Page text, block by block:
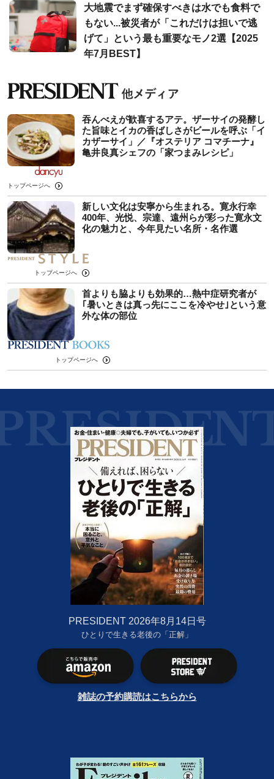
大地震でまず確保すべきは水でも食料で
もない...被災者が「これだけは担いで逃
げて」という最も重要なモノ2選【2025
年7月BEST】
吞んべえが歓喜するアテ。ザーサイの発酵し
た旨味とイカの香ばしさがビールを呼ぶ「イ
カザーサイ」／『オステリア コマチーナ』
⻲井良真シェフの「家つまみレシピ」
トップページへ
新しい文化は安寧から生まれる。寛永行幸
400年、光悦、宗達、遠州らが彩った寛永文
化の魅力と、今年見たい名所・名作選
トップページへ
首よりも脇よりも効果的…熱中症研究者が
｢暑いときは真っ先にここを冷やせ｣という意
外な体の部位
トップページへ
PRESIDENT 2026年8月14日号
ひとりで生きる老後の「正解」
雑誌の予約購読はこちらから